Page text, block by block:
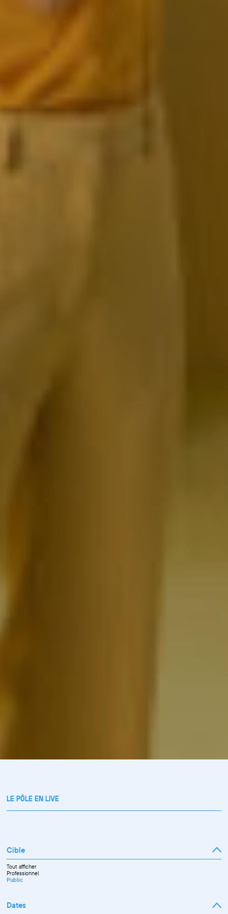
LE PÔLE EN LIVE
Cible
Tout afficher
Professionnel
Public
Dates